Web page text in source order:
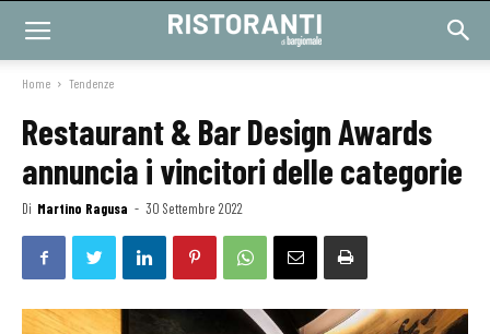
Home Tendenze
Restaurant & Bar Design Awards
annuncia i vincitori delle categorie
Di Martino Ragusa - 30 Settembre 2022